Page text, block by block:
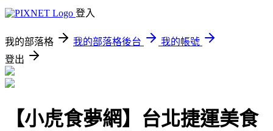
登入
我的部落格 我的部落格後台
我的帳號
登出
【小虎食夢網】台北捷運美食